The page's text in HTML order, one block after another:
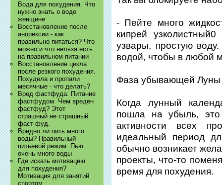
Вода для похудения. Что
нужно знать о воде
женщине
Восстановление после
анорексии - как
правильно питаться? Что
можно и что нельзя есть
на правильном питании
Восстановление цикла
после резкого похудения.
Похудела и пропали
месячные - что делать?
Вред фастфуда. Питание
фастфудом. Чем вреден
фастфуд? Этот
страшный не страшный
фаст-фуд.
Вредно ли пить много
воды? Правильный
питьевой режим. Пью
очень много воды
Где искать мотивацию
для похудения?
Мотивация для занятий
спортом.
- Пейте много
кипрей
узвары, простую
водой, чтобы в любой
Фаза убывающей
Когда лунный
пошла на убыль, это
активности всех
идеальный период
обычно возникает
проекты, что-то
время для похудения.